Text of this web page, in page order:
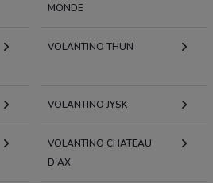
MONDE
VOLANTINO THUN
VOLANTINO JYSK
VOLANTINO CHATEAU
D'AX